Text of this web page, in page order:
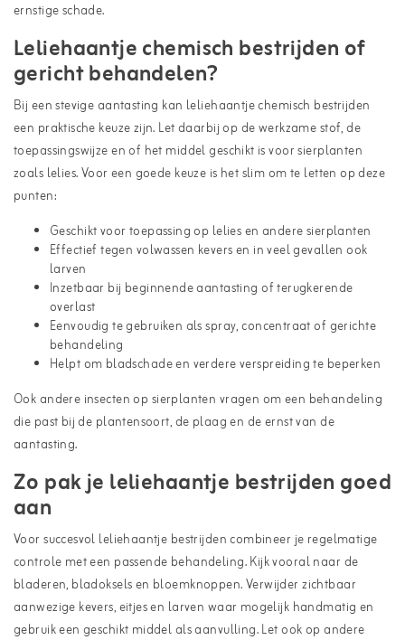
ernstige schade.
Leliehaantje chemisch bestrijden of
gericht behandelen?
Bij een stevige aantasting kan leliehaantje chemisch bestrijden
een praktische keuze zijn. Let daarbij op de werkzame stof, de
toepassingswijze en of het middel geschikt is voor sierplanten
zoals lelies. Voor een goede keuze is het slim om te letten op deze
punten:
Geschikt voor toepassing op lelies en andere sierplanten
Effectief tegen volwassen kevers en in veel gevallen ook
larven
Inzetbaar bij beginnende aantasting of terugkerende
overlast
Eenvoudig te gebruiken als spray, concentraat of gerichte
behandeling
Helpt om bladschade en verdere verspreiding te beperken
Ook andere insecten op sierplanten vragen om een behandeling
die past bij de plantensoort, de plaag en de ernst van de
aantasting.
Zo pak je leliehaantje bestrijden goed
aan
Voor succesvol leliehaantje bestrijden combineer je regelmatige
controle met een passende behandeling. Kijk vooral naar de
bladeren, bladoksels en bloemknoppen. Verwijder zichtbaar
aanwezige kevers, eitjes en larven waar mogelijk handmatig en
gebruik een geschikt middel als aanvulling. Let ook op andere